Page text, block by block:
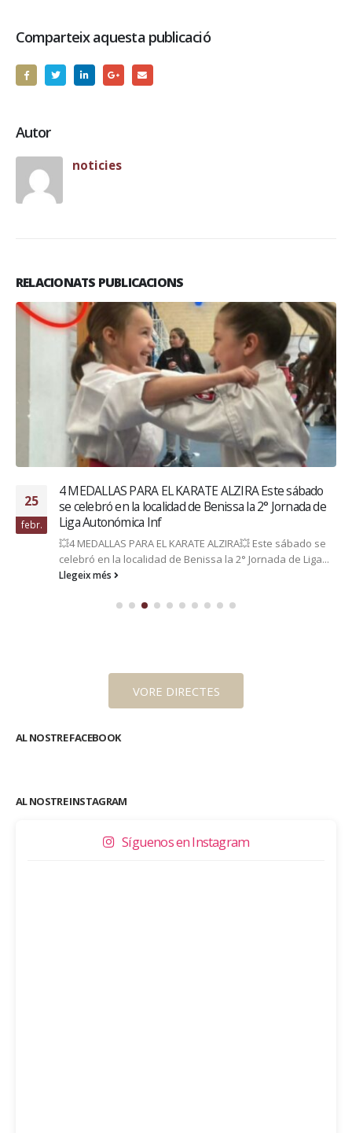
Comparteix aquesta publicació
Autor
noticies
RELACIONATS PUBLICACIONS
25
febr.
4 MEDALLAS PARA EL KARATE ALZIRA Este sábado
se celebró en la localidad de Benissa la 2° Jornada de
Liga Autonómica Inf
💥4 MEDALLAS PARA EL KARATE ALZIRA💥 Este sábado se
celebró en la localidad de Benissa la 2° Jornada de Liga...
Llegeix més
VORE DIRECTES
AL NOSTRE FACEBOOK
AL NOSTRE INSTAGRAM
Síguenos en Instagram